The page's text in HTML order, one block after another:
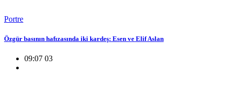
Portre
Özgür basının hafızasında iki kardeş: Esen ve Elif Aslan
09:07 03